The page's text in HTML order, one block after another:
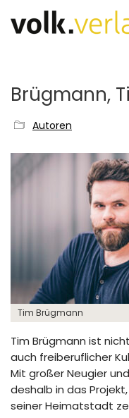
Brügmann,
Autoren
Tim Brügmann
Tim Brügmann ist
auch freiberuflicher
Mit großer Neugier
deshalb in das
seiner Heimatstadt